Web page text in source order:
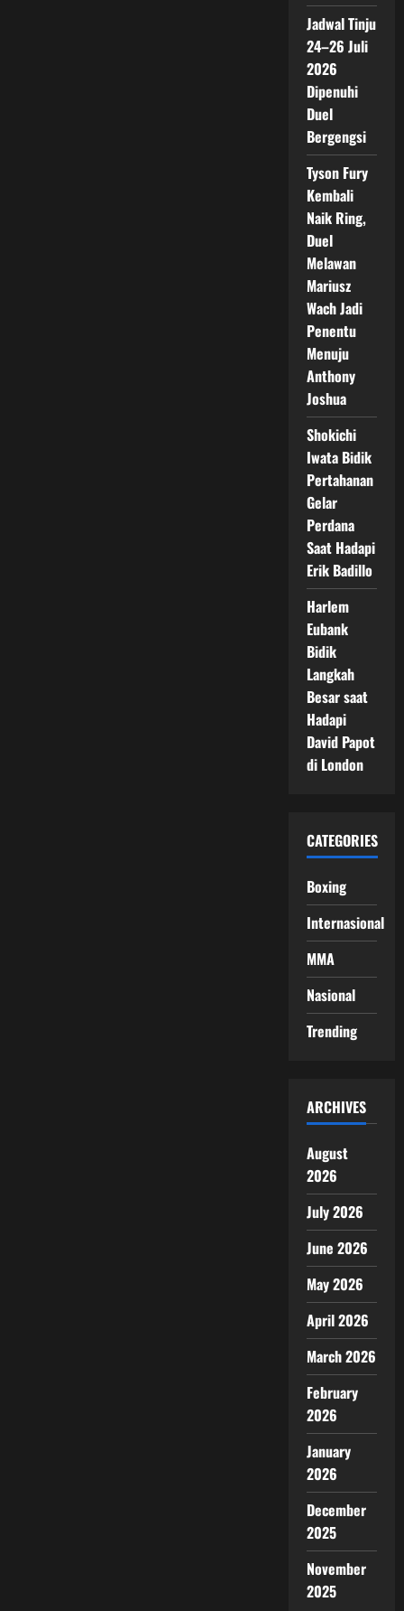
Jadwal Tinju
24–26 Juli
2026
Dipenuhi
Duel
Bergengsi
Tyson Fury
Kembali
Naik Ring,
Duel
Melawan
Mariusz
Wach Jadi
Penentu
Menuju
Anthony
Joshua
Shokichi
Iwata Bidik
Pertahanan
Gelar
Perdana
Saat Hadapi
Erik Badillo
Harlem
Eubank
Bidik
Langkah
Besar saat
Hadapi
David Papot
di London
CATEGORIES
Boxing
Internasional
MMA
Nasional
Trending
ARCHIVES
August
2026
July 2026
June 2026
May 2026
April 2026
March 2026
February
2026
January
2026
December
2025
November
2025